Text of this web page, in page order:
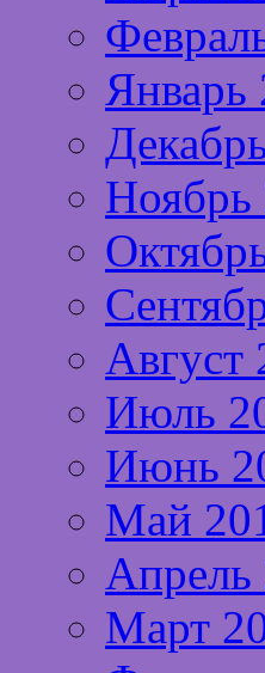
Январь
Ноябрь
Август
Июль
Июнь
Май
Апрель
Март